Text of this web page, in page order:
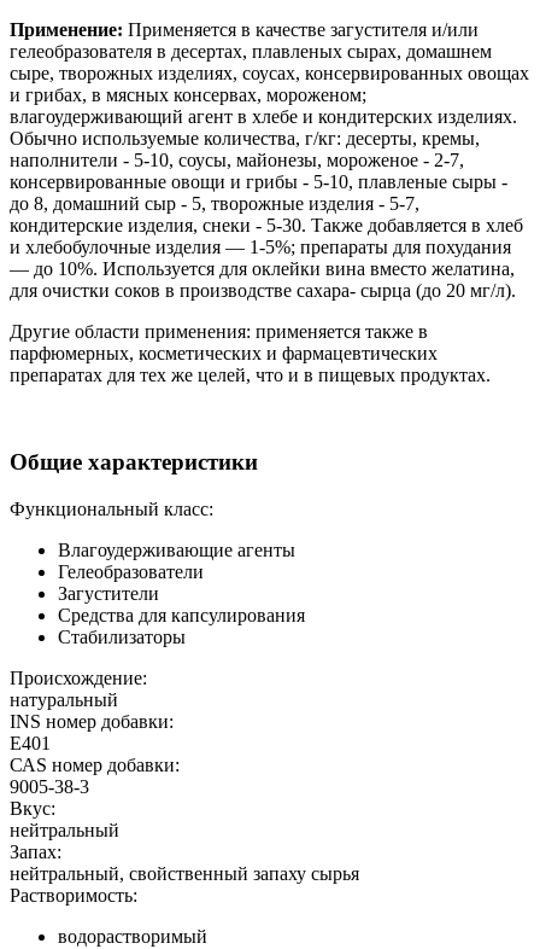
Применение: Применяется в качестве загустителя и/или
гелеобразователя в десертах, плавленых сырах, домашнем
сыре, творожных изделиях, соусах, консервированных овощах
и грибах, в мясных консер­вах, мороженом;
влагоудерживающий агент в хлебе и кондитер­ских изделиях.
Обычно используемые количества, г/кг: десерты, кремы,
наполнители - 5-10, соусы, майонезы, мороженое - 2-7,
консервированные овощи и грибы - 5-10, плавленые сыры -
до 8, домашний сыр - 5, творожные изделия - 5-7,
кондитерские изделия, снеки - 5-30. Также добавляется в хлеб
и хлебобулочные изделия — 1-5%; препараты для похудания
— до 10%. Используется для оклейки вина вместо желатина,
для очистки соков в производстве сахара- сырца (до 20 мг/л).
Другие области применения: применяется также в
парфюмерных, косметических и фармацевтических
препаратах для тех же целей, что и в пищевых продуктах.
Общие характеристики
Функциональный класс:
Влагоудерживающие агенты
Гелеобразователи
Загустители
Средства для капсулирования
Стабилизаторы
Происхождение:
натуральный
INS номер добавки:
Е401
САS номер добавки:
9005-38-3
Вкус:
нейтральный
Запах:
нейтральный, свойственный запаху сырья
Растворимость:
водорастворимый